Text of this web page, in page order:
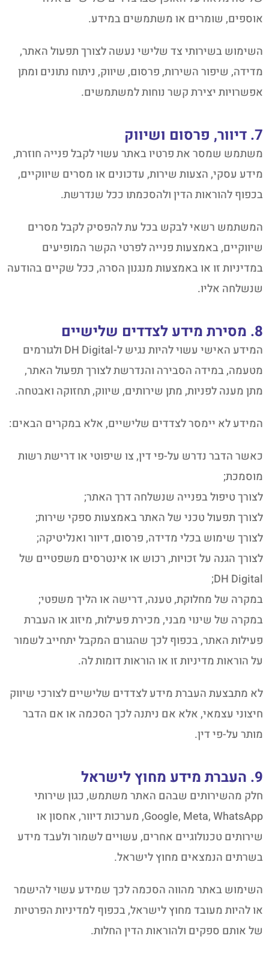
אוספים, שומרים או משתמשים במידע.
השימוש בשירותי צד שלישי נעשה לצורך תפעול האתר,
מדידה, שיפור השירות, פרסום, שיווק, ניתוח נתונים ומתן
אפשרויות יצירת קשר נוחות למשתמשים.
7. דיוור, פרסום ושיווק
משתמש שמסר את פרטיו באתר עשוי לקבל פנייה חוזרת,
מידע עסקי, הצעות שירות, עדכונים או מסרים שיווקיים,
בכפוף להוראות הדין ולהסכמתו ככל שנדרשת.
המשתמש רשאי לבקש בכל עת להפסיק לקבל מסרים
שיווקיים, באמצעות פנייה לפרטי הקשר המופיעים
במדיניות זו או באמצעות מנגנון הסרה, ככל שקיים בהודעה
שנשלחה אליו.
8. מסירת מידע לצדדים שלישיים
המידע האישי עשוי להיות נגיש ל-DH Digital ולגורמים
מטעמה, במידה הסבירה והנדרשת לצורך תפעול האתר,
מתן מענה לפניות, מתן שירותים, שיווק, תחזוקה ואבטחה.
המידע לא יימסר לצדדים שלישיים, אלא במקרים הבאים:
כאשר הדבר נדרש על-פי דין, צו שיפוטי או דרישת רשות
מוסמכת;
לצורך טיפול בפנייה שנשלחה דרך האתר;
לצורך תפעול טכני של האתר באמצעות ספקי שירות;
לצורך שימוש בכלי מדידה, פרסום, דיוור ואנליטיקה;
לצורך הגנה על זכויות, רכוש או אינטרסים משפטיים של
DH Digital;
במקרה של מחלוקת, טענה, דרישה או הליך משפטי;
במקרה של שינוי מבני, מכירת פעילות, מיזוג או העברת
פעילות האתר, בכפוף לכך שהגורם המקבל יתחייב לשמור
על הוראות מדיניות זו או הוראות דומות לה.
לא מתבצעת העברת מידע לצדדים שלישיים לצורכי שיווק
חיצוני עצמאי, אלא אם ניתנה לכך הסכמה או אם הדבר
מותר על-פי דין.
9. העברת מידע מחוץ לישראל
חלק מהשירותים שבהם האתר משתמש, כגון שירותי
Google, Meta, WhatsApp, מערכות דיוור, אחסון או
שירותים טכנולוגיים אחרים, עשויים לשמור ולעבד מידע
בשרתים הנמצאים מחוץ לישראל.
השימוש באתר מהווה הסכמה לכך שמידע עשוי להישמר
או להיות מעובד מחוץ לישראל, בכפוף למדיניות הפרטיות
של אותם ספקים ולהוראות הדין החלות.